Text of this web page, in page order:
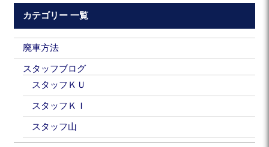
カテゴリー 一覧
廃車方法
スタッフブログ
スタッフＫＵ
スタッフＫＩ
スタッフ山